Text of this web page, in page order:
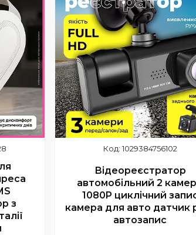
з
1029384756102
Відеореєстратор
автомобільний 2
1080P циклічний
камера для авто датчик
автозапис